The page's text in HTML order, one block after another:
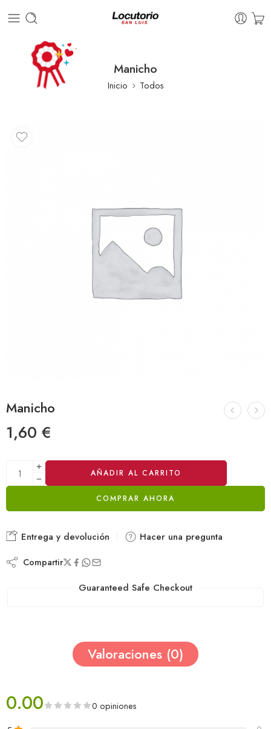
Manicho
Inicio Todos
Manicho
1,60 €
AÑADIR AL CARRITO
COMPRAR AHORA
Alternative:
Entrega y devolución Hacer una pregunta
Compartir
Guaranteed Safe Checkout
Valoraciones (0)
0.00 0 opiniones